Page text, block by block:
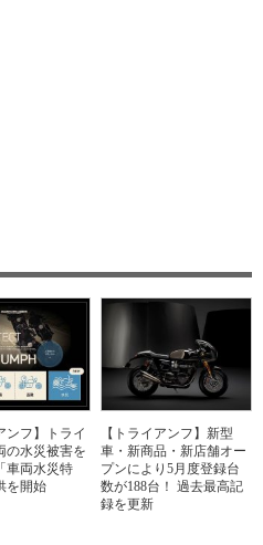
ンフ】トライ
の水災被害を
車両水災特
を開始
【トライアンフ】新型
車・新商品・新店舗オー
プンにより5月度登録台
数が188台！ 過去最高記
録を更新